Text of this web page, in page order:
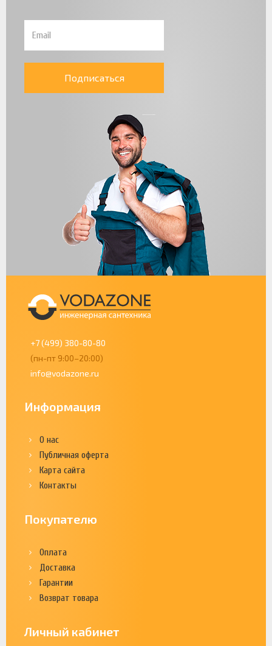
Подписаться
+7 (499) 380-80-80
(пн-пт 9:00–20:00)
info@vodazone.ru
Информация
О нас
Публичная оферта
Карта сайта
Контакты
Покупателю
Оплата
Доставка
Гарантии
Возврат товара
Личный кабинет